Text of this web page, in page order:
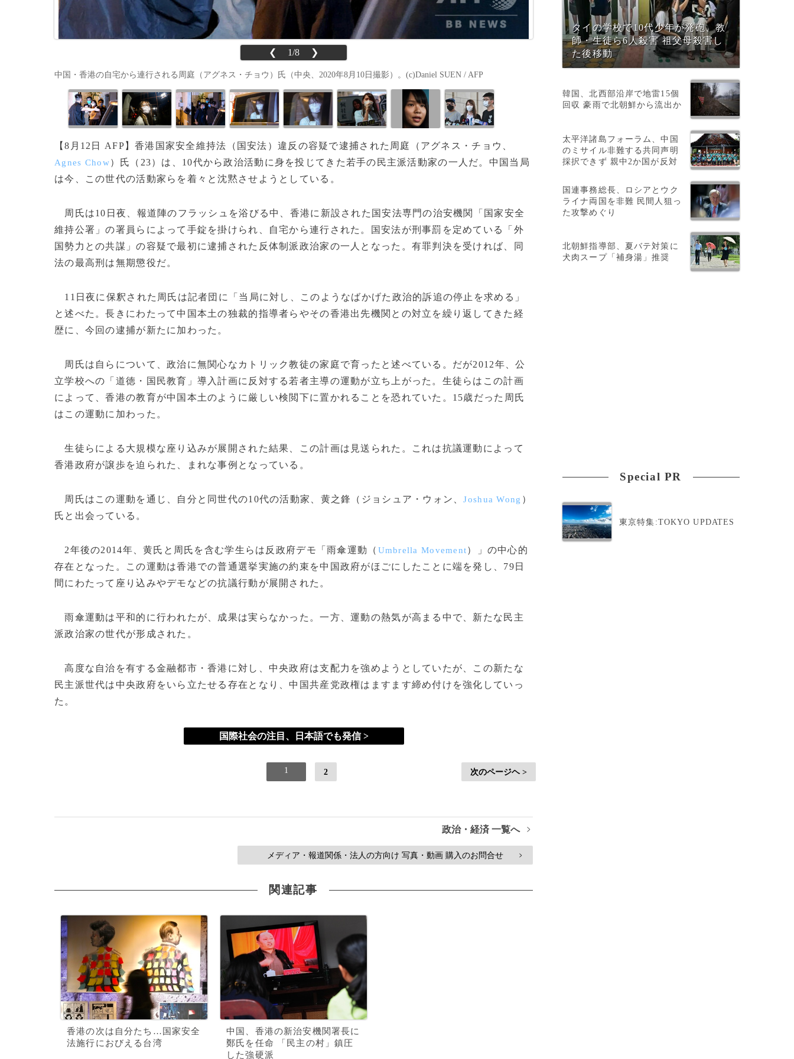
❮ 1/8 ❯
中国・香港の自宅から連行される周庭（アグネス・チョウ）氏（中央、2020年8月10日撮影）。(c)Daniel SUEN / AFP
【8月12日 AFP】香港国家安全維持法（国安法）違反の容疑で逮捕された周庭（アグネス・チョウ、
Agnes Chow）氏（23）は、10代から政治活動に身を投じてきた若手の民主派活動家の一人だ。中国当局
は今、この世代の活動家らを着々と沈黙させようとしている。
周氏は10日夜、報道陣のフラッシュを浴びる中、香港に新設された国安法専門の治安機関「国家安全
維持公署」の署員らによって手錠を掛けられ、自宅から連行された。国安法が刑事罰を定めている「外
国勢力との共謀」の容疑で最初に逮捕された反体制派政治家の一人となった。有罪判決を受ければ、同
法の最高刑は無期懲役だ。
11日夜に保釈された周氏は記者団に「当局に対し、このようなばかげた政治的訴追の停止を求める」
と述べた。長きにわたって中国本土の独裁的指導者らやその香港出先機関との対立を繰り返してきた経
歴に、今回の逮捕が新たに加わった。
周氏は自らについて、政治に無関心なカトリック教徒の家庭で育ったと述べている。だが2012年、公
立学校への「道徳・国民教育」導入計画に反対する若者主導の運動が立ち上がった。生徒らはこの計画
によって、香港の教育が中国本土のように厳しい検閲下に置かれることを恐れていた。15歳だった周氏
はこの運動に加わった。
生徒らによる大規模な座り込みが展開された結果、この計画は見送られた。これは抗議運動によって
香港政府が譲歩を迫られた、まれな事例となっている。
周氏はこの運動を通じ、自分と同世代の10代の活動家、黄之鋒（ジョシュア・ウォン、Joshua Wong ）
氏と出会っている。
2年後の2014年、黄氏と周氏を含む学生らは反政府デモ「雨傘運動（ Umbrella Movement）」の中心的
存在となった。この運動は香港での普通選挙実施の約束を中国政府がほごにしたことに端を発し、79日
間にわたって座り込みやデモなどの抗議行動が展開された。
雨傘運動は平和的に行われたが、成果は実らなかった。一方、運動の熱気が高まる中で、新たな民主
派政治家の世代が形成された。
高度な自治を有する金融都市・香港に対し、中央政府は支配力を強めようとしていたが、この新たな
民主派世代は中央政府をいら立たせる存在となり、中国共産党政権はますます締め付けを強化していっ
た。
国際社会の注目、日本語でも発信 >
1 2 次のページヘ >
政治・経済 一覧へ >
メディア・報道関係・法人の方向け 写真・動画 購入のお問合せ >
関連記事
香港の次は自分たち…国家安全
法施行におびえる台湾
中国、香港の新治安機関署長に
鄭氏を任命 「民主の村」鎮圧
した強硬派
タイの学校で10代少年が発砲、教
師・生徒ら6人殺害 祖父母殺害し
た後移動
韓国、北西部沿岸で地雷15個
回収 豪雨で北朝鮮から流出か
太平洋諸島フォーラム、中国
のミサイル非難する共同声明
採択できず 親中2か国が反対
国連事務総長、ロシアとウク
ライナ両国を非難 民間人狙っ
た攻撃めぐり
北朝鮮指導部、夏バテ対策に
犬肉スープ「補身湯」推奨
Special PR
東京特集:TOKYO UPDATES